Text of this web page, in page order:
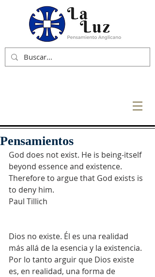
Pensamientos
God does not exist. He is being-itself
beyond essence and existence.
Therefore to argue that God exists is
to deny him.
Paul Tillich
Dios no existe. Él es una realidad
más allá de la esencia y la existencia.
Por lo tanto arguir que Dios existe
es, en realidad, una forma de